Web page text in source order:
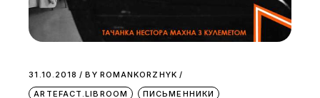
31.10.2018 BY ROMANKORZHYK
ARTEFACT.LIBROOM
ПИСЬМЕННИКИ